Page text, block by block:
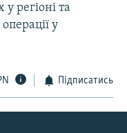
регіоні та
у
Підписатись